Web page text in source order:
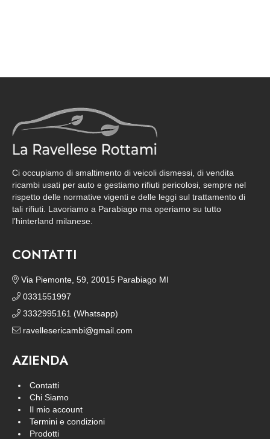
Ci occupiamo di smaltimento di veicoli dismessi, di vendita
ricambi usati per auto e gestiamo rifiuti pericolosi, sempre nel
rispetto delle normative vigenti e delle leggi sul trattamento di
tali rifiuti. Lavoriamo a Parabiago ma operiamo su tutto
l’hinterland milanese.
CONTATTI
Via Piemonte, 59, 20015 Parabiago MI
0331551997
3332995161 (Whatsapp)
ravellesericambi@gmail.com
AZIENDA
Contatti
Chi Siamo
Il mio account
Termini e condizioni
Prodotti